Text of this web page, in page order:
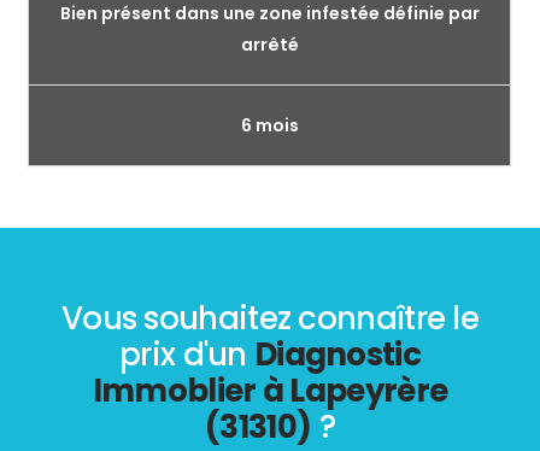
Bien présent dans une zone infestée définie par
arrêté
6 mois
Vous souhaitez connaître le
prix d'un Diagnostic
Immoblier à Lapeyrère
(31310) ?